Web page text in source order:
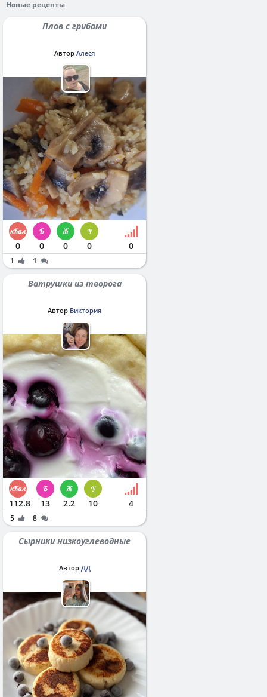
Новые рецепты
Плов с грибами
Автор Алеся
0 0 0 0 0
1 1
Ватрушки из творога
Автор Виктория
112.8 13 2.2 10 4
5 8
Сырники низкоуглеводные
Автор ДД